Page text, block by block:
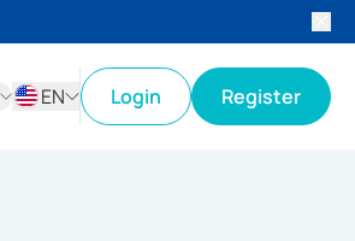
EN
Login Register